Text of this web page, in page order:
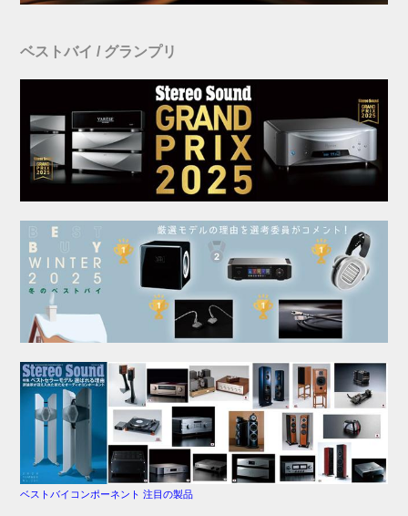
ベストバイ / グランプリ
ベストバイコンポーネント 注目の製品